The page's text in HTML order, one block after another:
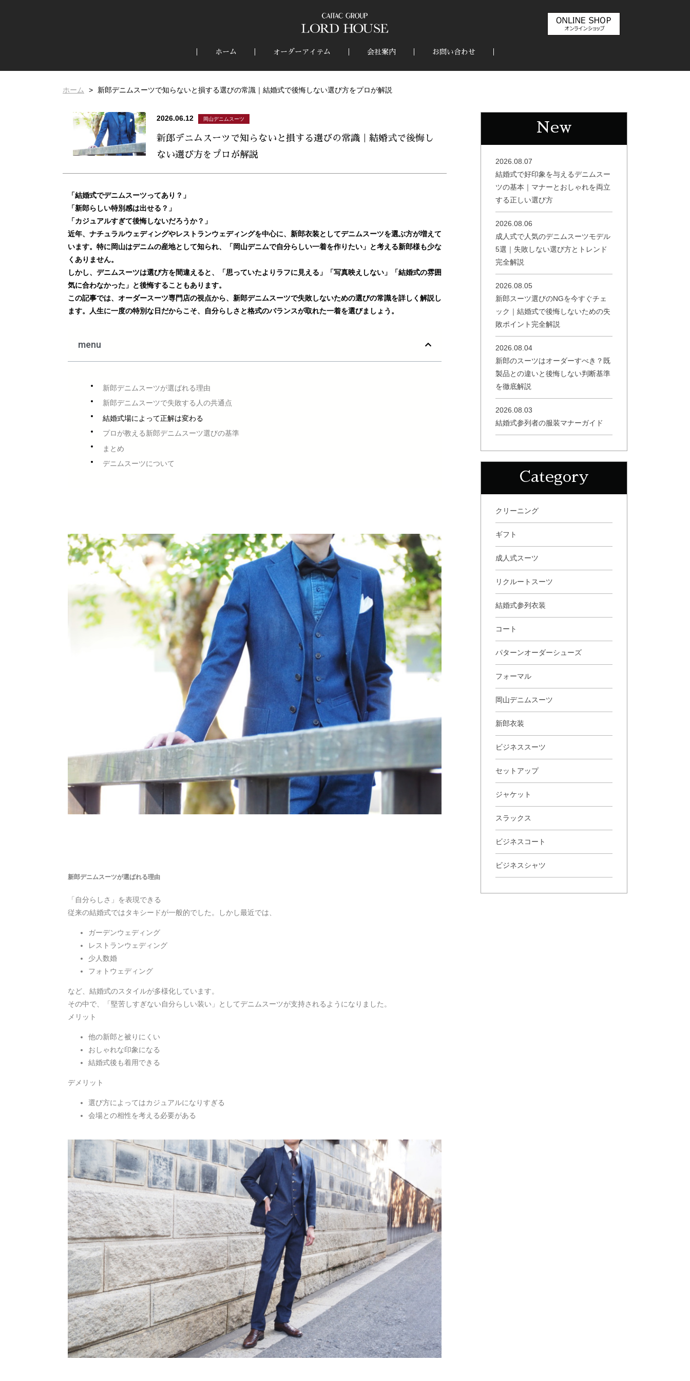
ホーム オーダーアイテム 会社案内 お問い合わせ
ホーム 新郎デニムスーツで知らないと損する選びの常識｜結婚式で後悔しない選び方をプロが解説
2026.06.12 岡山デニムスーツ
新郎デニムスーツで知らないと損する選びの常識｜結婚式で後悔し
ない選び方をプロが解説
「結婚式でデニムスーツってあり？」
「新郎らしい特別感は出せる？」
「カジュアルすぎて後悔しないだろうか？」
近年、ナチュラルウェディングやレストランウェディングを中心に、新郎衣装としてデニムスーツを選ぶ方が増えて
います。特に岡山はデニムの産地として知られ、「岡山デニムで自分らしい一着を作りたい」と考える新郎様も少な
くありません。
しかし、デニムスーツは選び方を間違えると、「思っていたよりラフに見える」「写真映えしない」「結婚式の雰囲
気に合わなかった」と後悔することもあります。
この記事では、オーダースーツ専門店の視点から、新郎デニムスーツで失敗しないための選びの常識を詳しく解説し
ます。人生に一度の特別な日だからこそ、自分らしさと格式のバランスが取れた一着を選びましょう。
menu
新郎デニムスーツが選ばれる理由
新郎デニムスーツで失敗する人の共通点
結婚式場によって正解は変わる
プロが教える新郎デニムスーツ選びの基準
まとめ
デニムスーツについて
新郎デニムスーツが選ばれる理由
「自分らしさ」を表現できる
従来の結婚式ではタキシードが一般的でした。しかし最近では、
ガーデンウェディング
レストランウェディング
少人数婚
フォトウェディング
など、結婚式のスタイルが多様化しています。
その中で、「堅苦しすぎない自分らしい装い」としてデニムスーツが支持されるようになりました。
メリット
他の新郎と被りにくい
おしゃれな印象になる
結婚式後も着用できる
デメリット
選び方によってはカジュアルになりすぎる
会場との相性を考える必要がある
New
2026.08.07
結婚式で好印象を与えるデニムスー
ツの基本｜マナーとおしゃれを両立
する正しい選び方
2026.08.06
成人式で人気のデニムスーツモデル
5選｜失敗しない選び方とトレンド
完全解説
2026.08.05
新郎スーツ選びのNGを今すぐチェ
ック｜結婚式で後悔しないための失
敗ポイント完全解説
2026.08.04
新郎のスーツはオーダーすべき？既
製品との違いと後悔しない判断基準
を徹底解説
2026.08.03
結婚式参列者の服装マナーガイド
Category
クリーニング
ギフト
成人式スーツ
リクルートスーツ
結婚式参列衣装
コート
パターンオーダーシューズ
フォーマル
岡山デニムスーツ
新郎衣装
ビジネススーツ
セットアップ
ジャケット
スラックス
ビジネスコート
ビジネスシャツ